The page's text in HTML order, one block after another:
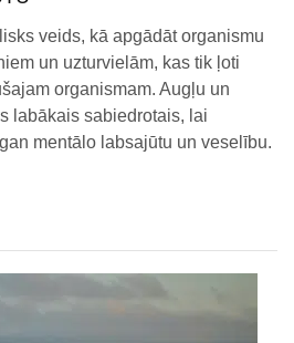
veids, kā apgādāt organismu
un uzturvielām, kas tik ļoti
organismam. Augļu un
labākais sabiedrotais, lai
mentālo labsajūtu un veselību.